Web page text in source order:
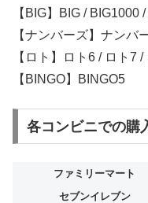
【BIG】BIG / BIG1000
【ナンバーズ】ナンバ
【ロト】ロト6 / ロト7 /
【BINGO】BINGO5
各コンビニでの購
ファミリーマート
セブンイレブン